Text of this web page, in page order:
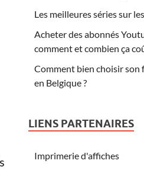
Les meilleures séries sur
Acheter des abonnés
comment et combien ça
Comment bien choisir
en Belgique ?
LIENS PARTENAIRES
Imprimerie d'affiches